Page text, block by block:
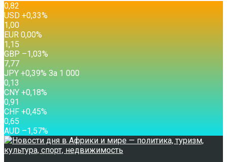
0,82
USD +0,33%
1,00
EUR 0,00%
1,15
GBP –1,03%
7,77
JPY +0,39% За 1 000
0,13
CNY +0,18%
0,91
CHF +0,45%
0,65
AUD –1,57%